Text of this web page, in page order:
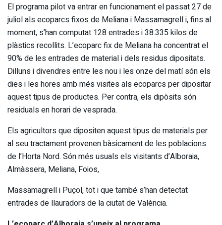
El programa pilot va entrar en funcionament el passat 27 de
juliol als ecoparcs fixos de Meliana i Massamagrell i, fins al
moment, s’han computat 128 entrades i 38.335 kilos de
plàstics recollits. L’ecoparc fix de Meliana ha concentrat el
90% de les entrades de material i dels residus dipositats.
Dilluns i divendres entre les nou i les onze del matí són els
dies i les hores amb més visites als ecoparcs per dipositar
aquest tipus de productes. Per contra, els dipòsits són
residuals en horari de vesprada.
Els agricultors que dipositen aquest tipus de materials per
al seu tractament provenen bàsicament de les poblacions
de l’Horta Nord. Són més usuals els visitants d’Alboraia,
Almàssera, Meliana, Foios,
Massamagrell i Puçol, tot i que també s’han detectat
entrades de llauradors de la ciutat de València.